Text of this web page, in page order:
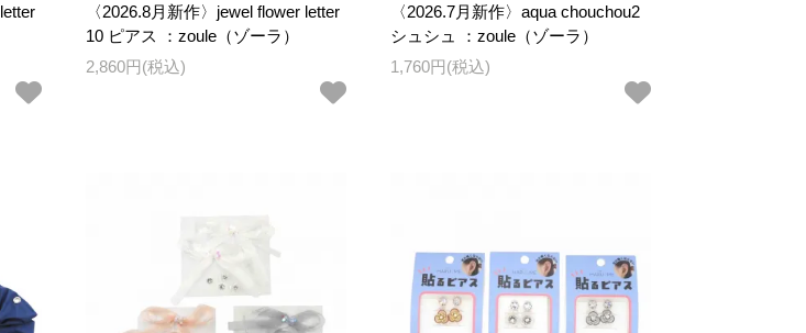
〈2026.8月新作〉jewel flower letter
10 ピアス ：zoule（ゾーラ）
2,860円(税込)
〈2026.7月新作〉aqua chouchou2
シュシュ ：zoule（ゾーラ）
1,760円(税込)